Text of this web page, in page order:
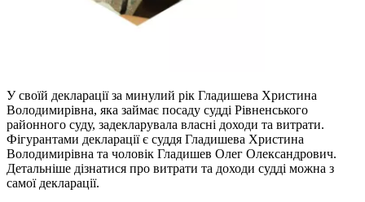
У своїй декларації за минулий рік Гладишева Христина
Володимирівна, яка займає посаду судді Рівненського
районного суду, задекларувала власні доходи та витрати.
Фігурантами декларації є суддя Гладишева Христина
Володимирівна та чоловік Гладишев Олег Олександрович.
Детальніше дізнатися про витрати та доходи судді можна з
самої декларації.